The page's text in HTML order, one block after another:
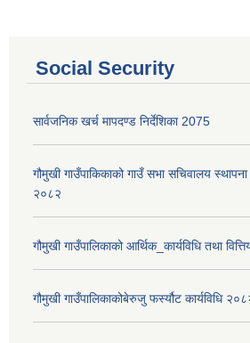
Social Security
सार्वजनिक खर्च मापदण्ड निर्देशिका 2075
गौमुखी गाउँपाकिकाको गाउँ सभा सचिवालय
२०८२
गौमुखी गाउँपालिकाको आर्थिक_कार्यविधि तथा
गौमुखी गाउँपालिकाकोबेरुजु फर्स्यौट कार्यविधि